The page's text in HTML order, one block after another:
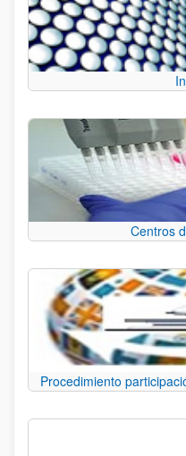
Centros
Procedimiento